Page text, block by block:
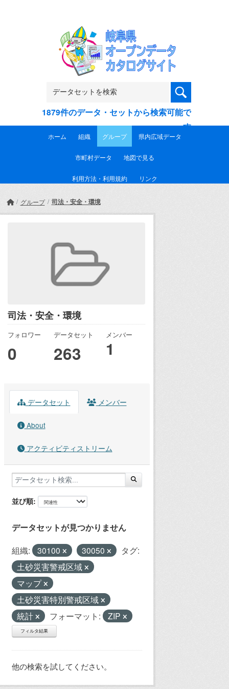
1879件のデータ・セットから検索可能で
す
ホーム 組織 グループ 県内広域データ
市町村データ 地図で見る
利用方法・利用規約 リンク
グループ 司法・安全・環境
司法・安全・環境
フォロワー
0
データセット
263
メンバー
1
データセット メンバー
About
アクティビティストリーム
並び順
データセットが見つかりません
組織: 30100 30050
タグ:
土砂災害警戒区域
マップ
土砂災害特別警戒区域
統計
フォーマット: ZIP
フィルタ結果
他の検索を試してください。